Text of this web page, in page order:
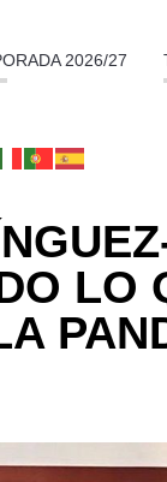
2026/27
LO